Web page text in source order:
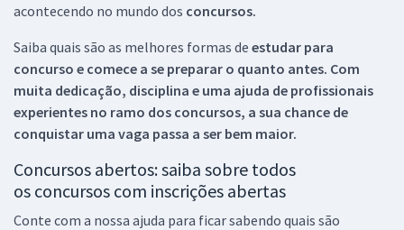
acontecendo no mundo dos concursos.
Saiba quais são as melhores formas de estudar para
concurso e comece a se preparar o quanto antes. Com
muita dedicação, disciplina e uma ajuda de profissionais
experientes no ramo dos concursos, a sua chance de
conquistar uma vaga passa a ser bem maior.
Concursos abertos: saiba sobre todos
os concursos com inscrições abertas
Conte com a nossa ajuda para ficar sabendo quais são